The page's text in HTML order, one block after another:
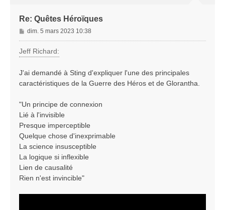
Re: Quêtes Héroïques
M
e
s
s
g
e
dim. 5 mars 2023 10:38
Jeff Richard:
J'ai demandé à Sting d'expliquer l'une des principales
caractéristiques de la Guerre des Héros et de Glorantha.
"Un principe de connexion
Lié à l'invisible
Presque imperceptible
Quelque chose d'inexprimable
La science insusceptible
La logique si inflexible
Lien de causalité
Rien n'est invincible"